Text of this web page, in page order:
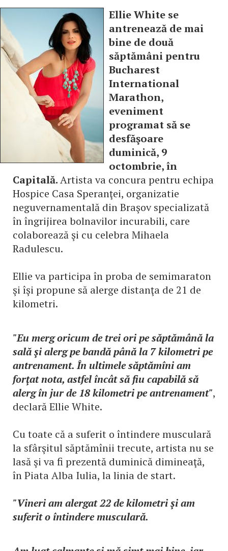
Ellie White se
antrenează de mai
bine de două
săptămâni pentru
Bucharest
International
Marathon,
eveniment
programat să se
desfăşoare
duminică, 9
octombrie, în
Capitală.Artista va concura pentru echipa
Hospice Casa Speranţei, organizatie
neguvernamentală din Braşov specializată
în îngrijirea bolnavilor incurabili, care
colaborează şi cu celebra Mihaela
Radulescu.
Ellie va participa în proba de semimaraton
şi îşi propune să alerge distanţa de 21 de
kilometri.
"Eu merg oricum de trei ori pe săptămână la
sală şi alerg pe bandă până la 7 kilometri pe
antrenament. În ultimele săptămîni am
forţat nota, astfel încât să fiu capabilă să
alerg în jur de 18 kilometri pe antrenament",
declară Ellie White.
Cu toate că a suferit o întindere musculară
la sfârşitul săptămînii trecute, artista nu se
lasă şi va fi prezentă duminică dimineaţă,
în Piata Alba Iulia, la linia de start.
"Vineri am alergat 22 de kilometri şi am
suferit o întindere musculară.